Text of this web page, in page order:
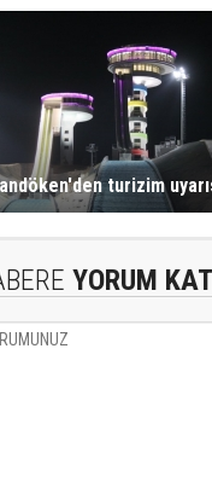
turizim
YORUM KAT